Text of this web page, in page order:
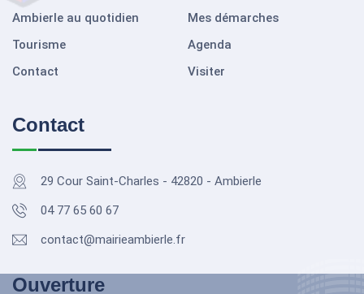
Ambierle au quotidien
Tourisme
Contact
Mes démarches
Agenda
Visiter
Contact
29 Cour Saint-Charles - 42820 - Ambierle
04 77 65 60 67
contact@mairieambierle.fr
Ouverture